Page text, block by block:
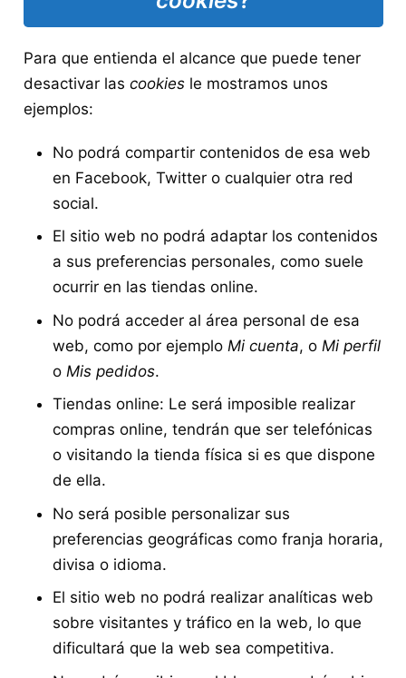
Para que entienda el alcance que puede tener
desactivar las cookiesle mostramos unos
ejemplos:
No podrá compartir contenidos de esa web
en Facebook, Twitter o cualquier otra red
social.
El sitio web no podrá adaptar los contenidos
a sus preferencias personales, como suele
ocurrir en las tiendas online.
No podrá acceder al área personal de esa
web, como por ejemplo Mi cuenta, o Mi perfil
o Mis pedidos.
Tiendas online: Le será imposible realizar
compras online, tendrán que ser telefónicas
o visitando la tienda física si es que dispone
de ella.
No será posible personalizar sus
preferencias geográficas como franja horaria,
divisa o idioma.
El sitio web no podrá realizar analíticas web
sobre visitantes y tráfico en la web, lo que
dificultará que la web sea competitiva.